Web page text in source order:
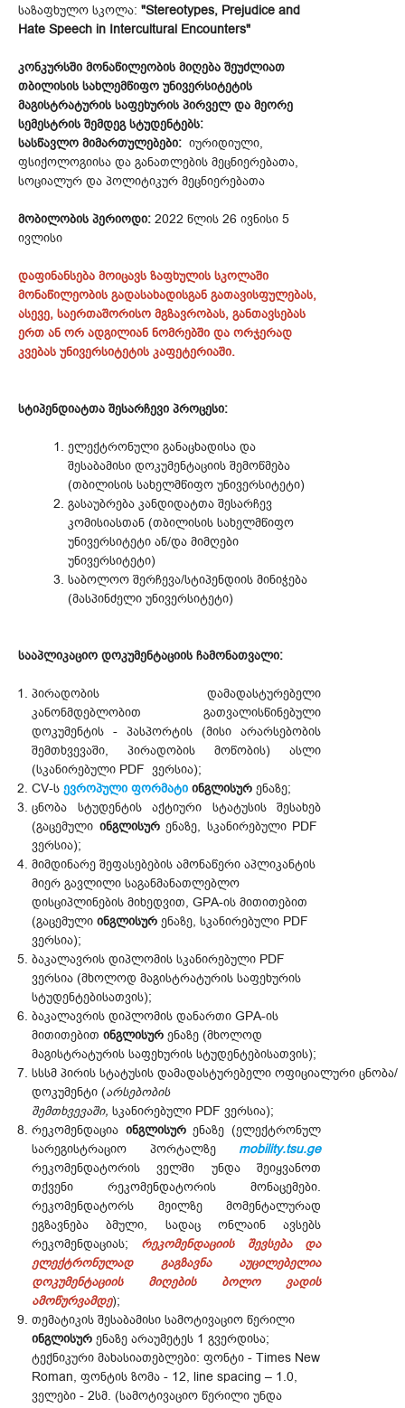
საზაფხულო სკოლა: "Stereotypes, Prejudice and
Hate Speech in Intercultural Encounters"
კონკურსში მონაწილეობის მიღება შეუძლიათ
თბილისის სახლემწიფო უნივერსიტეტის
მაგისტრატურის საფეხურის პირველ და მეორე
სემესტრის შემდეგ სტუდენტებს:
სასწავლო მიმართულებები: იურიდიული,
ფსიქოლოგიისა და განათლების მეცნიერებათა,
სოციალურ და პოლიტიკურ მეცნიერებათა
მობილობის პერიოდი: 2022 წლის 26 ივნისი 5
ივლისი
დაფინანსება მოიცავს ზაფხულის სკოლაში
მონაწილეობის გადასახადისგან გათავისფულებას,
ასევე, საერთაშორისო მგზავრობას, განთავსებას
ერთ ან ორ ადგილიან ნომრებში და ორჯერად
კვებას უნივერსიტეტის კაფეტერიაში.
სტიპენდიატთა შესარჩევი პროცესი:
ელექტრონული განაცხადისა და
შესაბამისი დოკუმენტაციის შემოწმება
(თბილისის სახელმწიფო უნივერსიტეტი)
გასაუბრება კანდიდატთა შესარჩევ
კომისიასთან (თბილისის სახელმწიფო
უნივერსიტეტი ან/და მიმღები
უნივერსიტეტი)
საბოლოო შერჩევა/სტიპენდიის მინიჭება
(მასპინძელი უნივერსიტეტი)
სააპლიკაციო დოკუმენტაციის ჩამონათვალი:
პირადობის დამადასტურებელი
კანონმდებლობით გათვალისწინებული
დოკუმენტის - პასპორტის (მისი არარსებობის
შემთხვევაში, პირადობის მოწობის) ასლი
(სკანირებული PDF ვერსია);
CV-ს ევროპული ფორმატი ინგლისურ ენაზე;
ცნობა სტუდენტის აქტიური სტატუსის შესახებ
(გაცემული ინგლისურენაზე, სკანირებული PDF
ვერსია);
მიმდინარე შეფასებების ამონაწერი აპლიკანტის
მიერ გავლილი საგანმანათლებლო
დისციპლინების მიხედვით, GPA-ის მითითებით
(გაცემული ინგლისურ ენაზე, სკანირებული PDF
ვერსია);
ბაკალავრის დიპლომის სკანირებული PDF
ვერსია (მხოლოდ მაგისტრატურის საფეხურის
სტუდენტებისათვის);
ბაკალავრის დიპლომის დანართი GPA-ის
მითითებით ინგლისურ ენაზე (მხოლოდ
მაგისტრატურის საფეხურის სტუდენტებისათვის);
სსსმ პირის სტატუსის დამადასტურებელი ოფიციალური ცნობა/
დოკუმენტი (არსებობის
შემთხვევაში, სკანირებული PDF ვერსია);
რეკომენდაცია ინგლისურენაზე (ელექტრონულ
სარეგისტრაციო პორტალზე mobility.tsu.ge
რეკომენდატორის ველში უნდა შეიყვანოთ
თქვენი რეკომენდატორის მონაცემები.
რეკომენდატორს მეილზე მომენტალურად
ეგზავნება ბმული, სადაც ონლაინ ავსებს
რეკომენდაციას;
რეკომენდაციის შევსება და
ელექტრონულად გაგზავნა აუცილებელია
დოკუმენტაციის მიღების ბოლო ვადის
ამოწურვამდე);
თემატიკის შესაბამისი სამოტივაციო წერილი
ინგლისურ ენაზე არაუმეტეს 1 გვერდისა;
ტექნიკური მახასიათებლები: ფონტი - Times New
Roman, ფონტის ზომა - 12, line spacing – 1.0,
ველები - 2სმ. (სამოტივაციო წერილი უნდა